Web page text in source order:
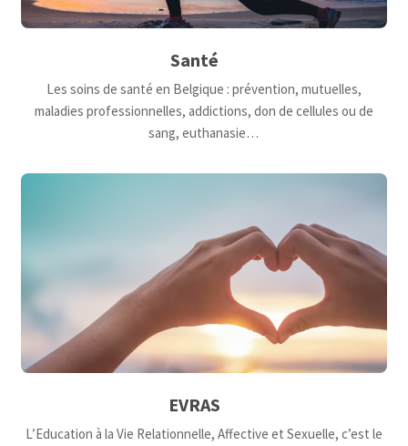
Santé
Les soins de santé en Belgique : prévention, mutuelles,
maladies professionnelles, addictions, don de cellules ou de
sang, euthanasie…
EVRAS
L’Education à la Vie Relationnelle, Affective et Sexuelle, c’est le